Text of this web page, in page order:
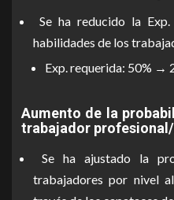
Se ha reducido la
habilidades de los
Exp. requerida: 50% →
Aumento de la
trabajador
Se ha ajustado la
trabajadores por nivel